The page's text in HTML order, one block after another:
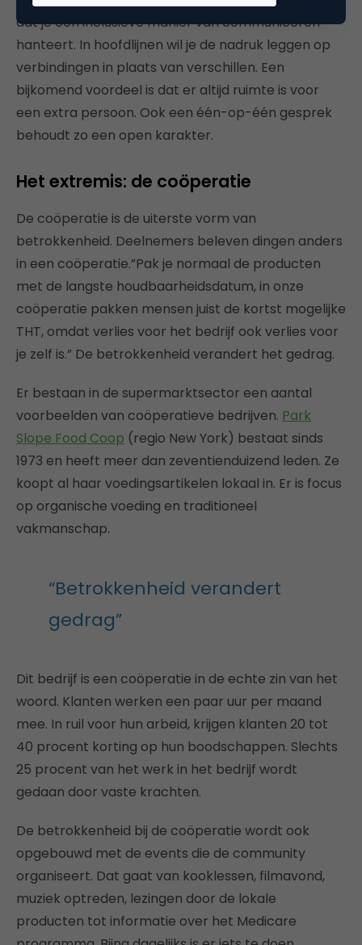
dat je een inclusieve manier van communiceren
hanteert. In hoofdlijnen wil je de nadruk leggen op
verbindingen in plaats van verschillen. Een
bijkomend voordeel is dat er altijd ruimte is voor
een extra persoon. Ook een één-op-één gesprek
behoudt zo een open karakter.
Het extremis: de coöperatie
De coöperatie is de uiterste vorm van
betrokkenheid. Deelnemers beleven dingen anders
in een coöperatie.”Pak je normaal de producten
met de langste houdbaarheidsdatum, in onze
coöperatie pakken mensen juist de kortst mogelijke
THT, omdat verlies voor het bedrijf ook verlies voor
je zelf is.” De betrokkenheid verandert het gedrag.
Er bestaan in de supermarktsector een aantal
voorbeelden van coöperatieve bedrijven. Park
Slope Food Coop (regio New York) bestaat sinds
1973 en heeft meer dan zeventienduizend leden. Ze
koopt al haar voedingsartikelen lokaal in. Er is focus
op organische voeding en traditioneel
vakmanschap.
“Betrokkenheid verandert
gedrag”
Dit bedrijf is een coöperatie in de echte zin van het
woord. Klanten werken een paar uur per maand
mee. In ruil voor hun arbeid, krijgen klanten 20 tot
40 procent korting op hun boodschappen. Slechts
25 procent van het werk in het bedrijf wordt
gedaan door vaste krachten.
De betrokkenheid bij de coöperatie wordt ook
opgebouwd met de events die de community
organiseert. Dat gaat van kooklessen, filmavond,
muziek optreden, lezingen door de lokale
producten tot informatie over het Medicare